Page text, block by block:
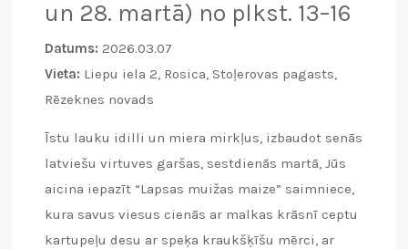
un 28. martā) no plkst. 13–16
Datums: 2026.03.07
Vieta: Liepu iela 2, Rosica, Stoļerovas pagasts,
Rēzeknes novads
Īstu lauku idilli un miera mirkļus, izbaudot senās
latviešu virtuves garšas, sestdienās martā, Jūs
aicina iepazīt “Lapsas muižas maize” saimniece,
kura savus viesus cienās ar malkas krāsnī ceptu
kartupeļu desu ar speķa kraukšķīšu mērci, ar